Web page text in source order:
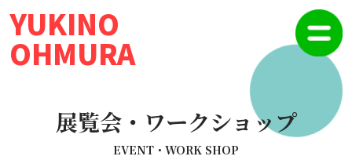
YUKINO
OHMURA
展覧会・ワークショップ
EVENT・WORK SHOP